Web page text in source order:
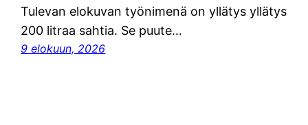
Tulevan elokuvan työnimenä on yllätys yllätys
200 litraa sahtia. Se puute…
9 elokuun, 2026